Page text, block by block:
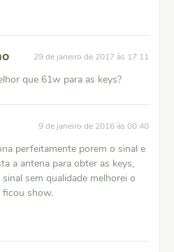
29 de janeiro de 2017 às 17:11
que 61w para as keys?
9 de janeiro de 2016 às 00:40
perfeitamente porem o sinal e
a antena para obter as keys,
sem qualidade melhorei o
ficou show.